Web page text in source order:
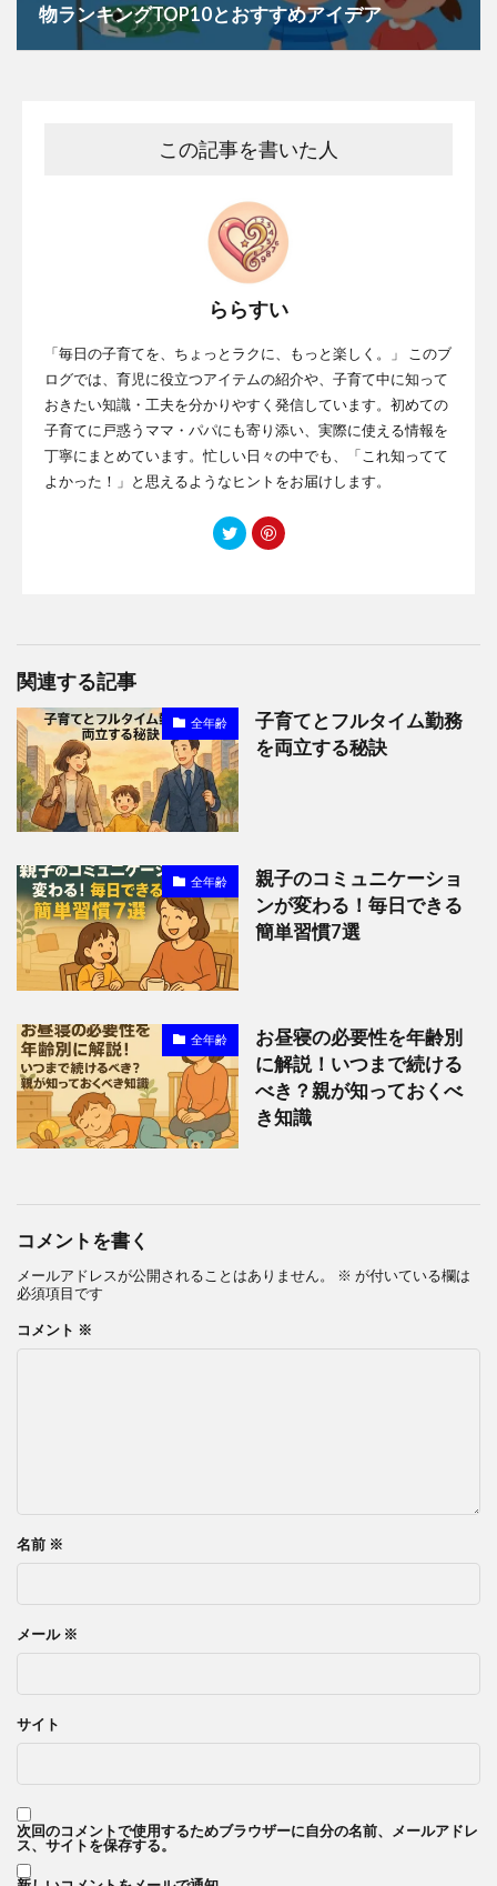
物ランキングTOP10とおすすめアイデア
この記事を書いた人
ららすい
「毎日の子育てを、ちょっとラクに、もっと楽しく。」 このブ
ログでは、育児に役立つアイテムの紹介や、子育て中に知って
おきたい知識・工夫を分かりやすく発信しています。初めての
子育てに戸惑うママ・パパにも寄り添い、実際に使える情報を
丁寧にまとめています。忙しい日々の中でも、「これ知ってて
よかった！」と思えるようなヒントをお届けします。
関連する記事
全年齢
子育てとフルタイム勤務
を両立する秘訣
全年齢
親子のコミュニケーショ
ンが変わる！毎日できる
簡単習慣7選
全年齢
お昼寝の必要性を年齢別
に解説！いつまで続ける
べき？親が知っておくべ
き知識
コメントを書く
メールアドレスが公開されることはありません。 ※ が付いている欄は
必須項目です
コメント ※
名前 ※
メール ※
サイト
次回のコメントで使用するためブラウザーに自分の名前、メールアドレ
ス、サイトを保存する。